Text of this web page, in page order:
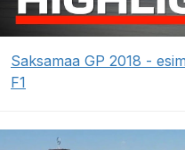
Saksamaa GP 2018 -
F1